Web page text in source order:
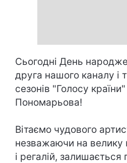
Сьогодні День
друга нашого каналу і
сезонів "Голосу
Пономарьова!
Вітаємо чудового
незважаючи на велику
і регалій, залишається